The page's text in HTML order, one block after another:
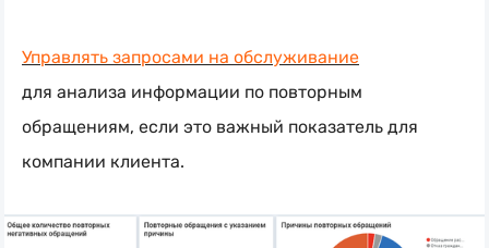
Управлять запросами на обслуживание
для анализа информации по повторным
обращениям, если это важный показатель для
компании клиента.